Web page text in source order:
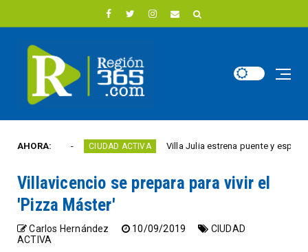
AHORA:
año CIUDAD ACTIVA Villa Julia estrena puente y espacios
Villavicencio se prepara para vivir el
'Pizza Máster'
Carlos Hernández 10/09/2019
CIUDAD
ACTIVA